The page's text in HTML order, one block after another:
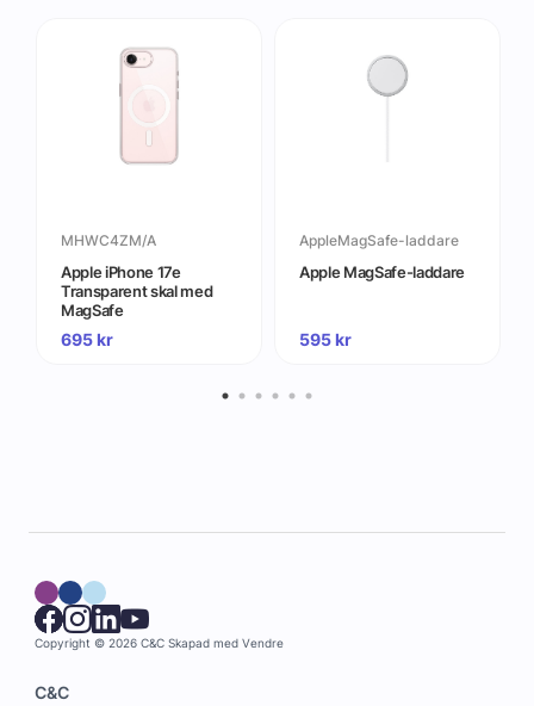
MHWC4ZM/A
Apple iPhone 17e
Transparent skal med
MagSafe
695kr
AppleMagSafe-laddare
Apple MagSafe-laddare
595kr
Copyright © 2026 C&C Skapad med Vendre
C&C